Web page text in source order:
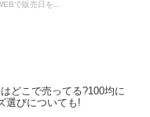
で販売日を...
どこで売ってる?100均に
選びについても!